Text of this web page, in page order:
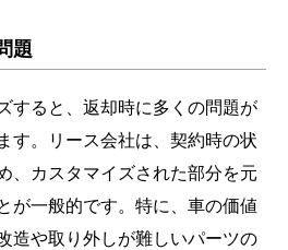
題
すると、返却時に多くの問題が
す。リース会社は、契約時の状
、カスタマイズされた部分を元
が一般的です。特に、車の価値
造や取り外しが難しいパーツの